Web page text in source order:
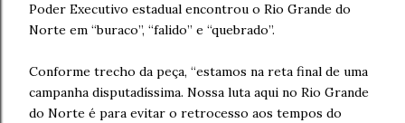
Poder Executivo estadual encontrou o Rio Grande do
Norte em “buraco”, “falido” e “quebrado”.
Conforme trecho da peça, “estamos na reta final de uma
campanha disputadíssima. Nossa luta aqui no Rio Grande
do Norte é para evitar o retrocesso aos tempos do